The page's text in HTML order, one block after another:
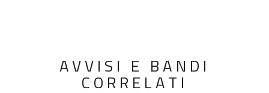
AVVISI E BANDI
CORRELATI